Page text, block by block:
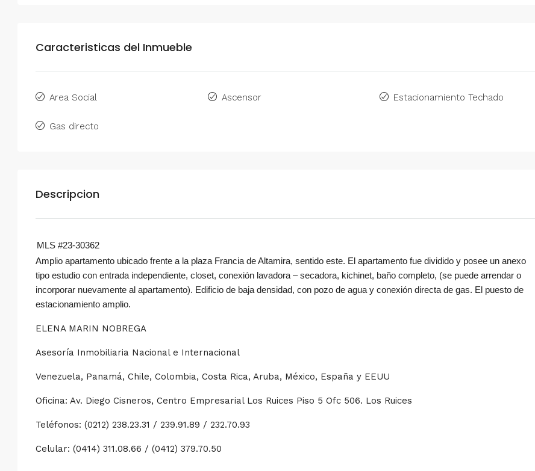
Caracteristicas del Inmueble
Area Social Ascensor Estacionamiento Techado
Gas directo
Descripcion
MLS #23-30362
Amplio apartamento ubicado frente a la plaza Francia de Altamira, sentido este. El apartamento fue dividido y posee un anexo
tipo estudio con entrada independiente, closet, conexión lavadora – secadora, kichinet, baño completo, (se puede arrendar o
incorporar nuevamente al apartamento). Edificio de baja densidad, con pozo de agua y conexión directa de gas. El puesto de
estacionamiento amplio.
ELENA MARIN NOBREGA
Asesoría Inmobiliaria Nacional e Internacional
Venezuela, Panamá, Chile, Colombia, Costa Rica, Aruba, México, España y EEUU
Oficina: Av. Diego Cisneros, Centro Empresarial Los Ruices Piso 5 Ofc 506. Los Ruices
Teléfonos: (0212) 238.23.31 / 239.91.89 / 232.70.93
Celular: (0414) 311.08.66 / (0412) 379.70.50